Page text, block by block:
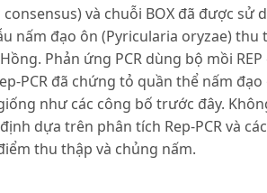
và chuỗi BOX đã được sử
nấm đạo ôn (Pyricularia oryzae) thu
Phản ứng PCR dùng bộ mồi
PCR đã chứng tỏ quần thể nấm
như các công bố trước đây.
dựa trên phân tích Rep-PCR và
thu thập và chủng nấm.